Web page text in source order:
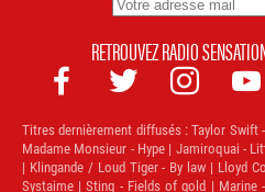
RETROUVEZ RADIO
   
Titres dernièrement diffusés :Taylor Swift
Madame Monsieur - Hype | Jamiroquai -
| Klingande / Loud Tiger - By law | Lloyd
Systaime | Sting - Fields of gold | Marine